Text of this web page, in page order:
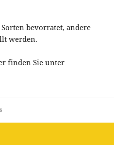
bevorratet, andere
werden.
finden Sie unter